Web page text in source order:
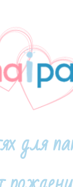
для